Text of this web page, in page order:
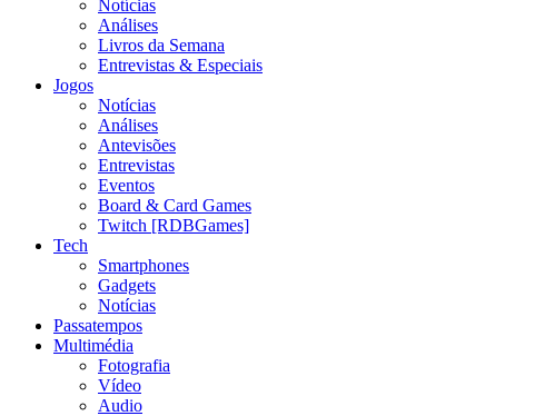
Notícias
Análises
Livros da Semana
Entrevistas & Especiais
Jogos
Notícias
Análises
Antevisões
Entrevistas
Eventos
Board & Card Games
Twitch [RDBGames]
Tech
Smartphones
Gadgets
Notícias
Passatempos
Multimédia
Fotografia
Vídeo
Audio